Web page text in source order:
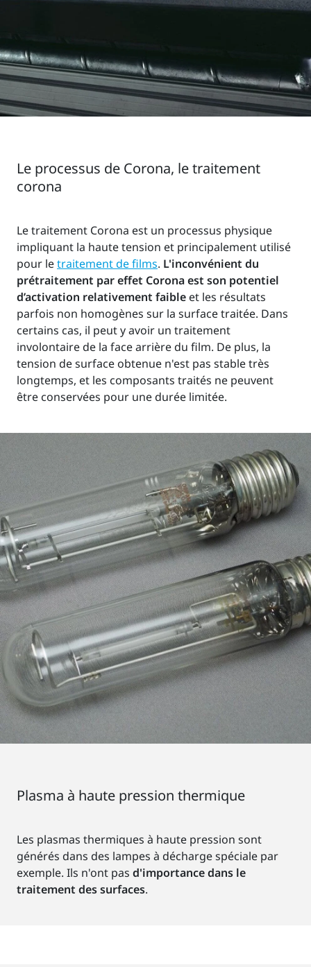
Le processus de Corona, le traitement
corona
Le traitement Corona est un processus physique
impliquant la haute tension et principalement utilisé
pour letraitement de films. L'inconvénient du
prétraitement par effet Corona est son potentiel
d’activation relativement faible et les résultats
parfois non homogènes sur la surface traitée. Dans
certains cas, il peut y avoir un traitement
involontaire de la face arrière du film. De plus, la
tension de surface obtenue n'est pas stable très
longtemps, et les composants traités ne peuvent
être conservées pour une durée limitée.
Plasma à haute pression thermique
Les plasmas thermiques à haute pression sont
générés dans des lampes à décharge spéciale par
exemple. Ils n'ont pas d'importance dans le
traitement des surfaces.